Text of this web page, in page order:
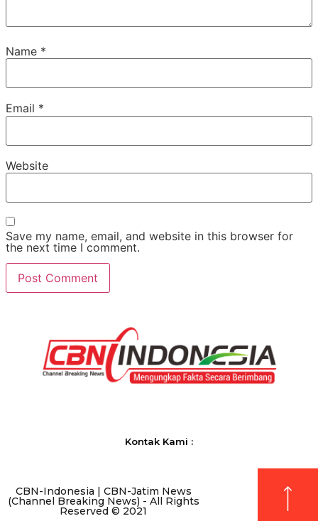
Name *
Email *
Website
Save my name, email, and website in this browser for
the next time I comment.
Kontak Kami :
CBN-Indonesia | CBN-Jatim News
(Channel Breaking News) - All Rights
Reserved © 2021